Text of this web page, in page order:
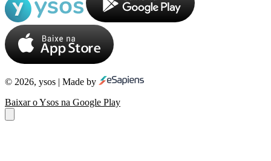
© 2026, ysos | Made by
Baixar o Ysos na Google Play